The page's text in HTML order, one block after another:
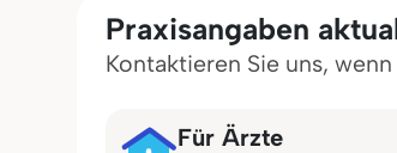
Praxisangaben
Kontaktieren Sie uns,
Für Ärzte